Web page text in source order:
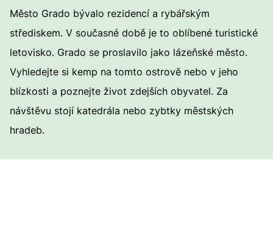
Město Grado bývalo rezidencí a rybářským
střediskem. V současné době je to oblíbené turistické
letovisko. Grado se proslavilo jako lázeňské město.
Vyhledejte si kemp na tomto ostrově nebo v jeho
blízkosti a poznejte život zdejších obyvatel. Za
návštěvu stojí katedrála nebo zybtky městských
hradeb.